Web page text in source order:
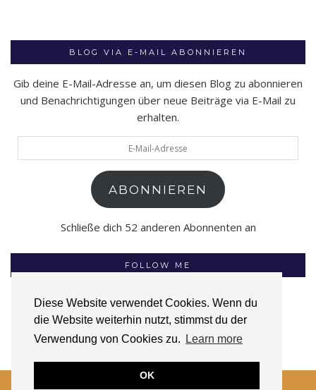
Diese Website verwendet Cookies. Wenn du
die Website weiterhin nutzt, stimmst du der
Verwendung von Cookies zu.
Learn more
OK
BLOG VIA E-MAIL ABONNIEREN
Gib deine E-Mail-Adresse an, um diesen Blog zu abonnieren
und Benachrichtigungen über neue Beiträge via E-Mail zu
erhalten.
Mail-
ABONNIEREN
Schließe dich 52 anderen Abonnenten an
FOLLOW ME
INSTAGRAM FACEBOOK GOODREADS